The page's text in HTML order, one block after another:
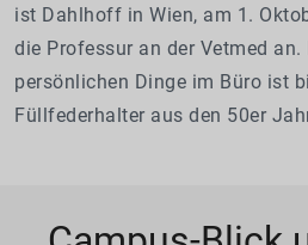
ist Dahlhoff in Wien, am 1.
die Professur an der Vetmed an.
persönlichen Dinge im Büro ist
Füllfederhalter aus den 50er